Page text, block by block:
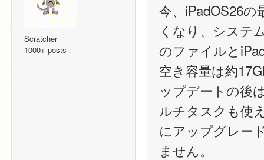
Scratcher
1000+ posts
今、iPadOS26
くなり、システ
のファイルと
空き容量は約
ップデートの後
ルチタスクも使
にアップグレー
ません。